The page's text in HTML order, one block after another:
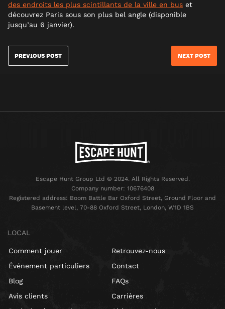
des endroits les plus scintillants de la ville en bus et
découvrez Paris sous son plus bel angle (disponible
jusqu’au 6 janvier).
PREVIOUS POST NEXT POST
Escape Hunt Group Ltd © 2024. All Rights Reserved.
Company number: 10676408
Registered address: Boom Battle Bar Oxford Street, Ground Floor and
Basement level, 70-88 Oxford Street, London, W1D 1BS
LOCAL
Comment jouer
Événement particuliers
Blog
Avis clients
Retrouvez-nous
Contact
FAQs
Carrières